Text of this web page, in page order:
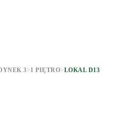
3>1 PIĘTRO>LOKAL D13